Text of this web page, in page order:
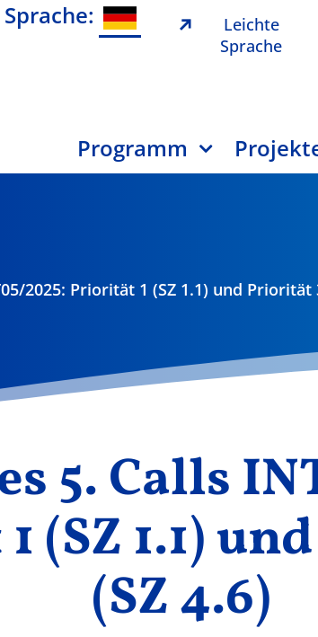
Sprache:
Leichte
Sprache
Programm
2025: Priorität 1 (SZ 1.1) und Priorität
5. Calls
(SZ 1.1)
(SZ 4.6)